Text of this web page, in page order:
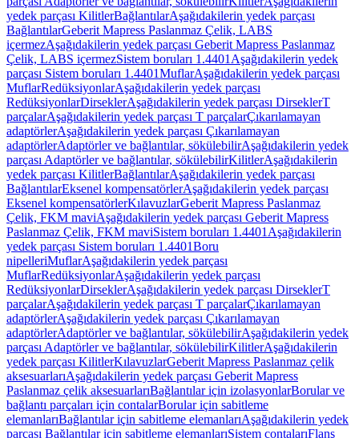
yedek parçası KilitlerBağlantılarAşağıdakilerin yedek parçası
BağlantılarGeberit Mapress Paslanmaz Çelik, LABS
içermezAşağıdakilerin yedek parçası Geberit Mapress Paslanmaz
Çelik, LABS içermezSistem boruları 1.4401 Aşağıdakilerin yedek
parçası Sistem boruları 1.4401MuflarAşağıdakilerin yedek parçası
MuflarRedüksiyonlarAşağıdakilerin yedek parçası
RedüksiyonlarDirseklerAşağıdakilerin yedek parçası DirseklerT
parçalarAşağıdakilerin yedek parçası T parçalarÇıkarılamayan
adaptörlerAşağıdakilerin yedek parçası Çıkarılamayan
adaptörlerAdaptörler ve bağlantılar, sökülebilirAşağıdakilerin yedek
parçası Adaptörler ve bağlantılar, sökülebilirKilitlerAşağıdakilerin
yedek parçası KilitlerBağlantılarAşağıdakilerin yedek parçası
BağlantılarEksenel kompensatörlerAşağıdakilerin yedek parçası
Eksenel kompensatörlerKılavuzlarGeberit Mapress Paslanmaz
Çelik, FKM maviAşağıdakilerin yedek parçası Geberit Mapress
Paslanmaz Çelik, FKM maviSistem boruları 1.4401 Aşağıdakilerin
yedek parçası Sistem boruları 1.4401Boru
nipelleriMuflarAşağıdakilerin yedek parçası
MuflarRedüksiyonlarAşağıdakilerin yedek parçası
RedüksiyonlarDirseklerAşağıdakilerin yedek parçası DirseklerT
parçalarAşağıdakilerin yedek parçası T parçalarÇıkarılamayan
adaptörlerAşağıdakilerin yedek parçası Çıkarılamayan
adaptörlerAdaptörler ve bağlantılar, sökülebilirAşağıdakilerin yedek
parçası Adaptörler ve bağlantılar, sökülebilirKilitlerAşağıdakilerin
yedek parçası KilitlerKılavuzlarGeberit Mapress Paslanmaz çelik
aksesuarlarıAşağıdakilerin yedek parçası Geberit Mapress
Paslanmaz çelik aksesuarlarıBağlantılar için izolasyonlarBorular ve
bağlantı parçaları için contalarBorular için sabitleme
elemanlarıBağlantılar için sabitleme elemanlarıAşağıdakilerin yedek
parçası Bağlantılar için sabitleme elemanlarıSistem contalarıFlanş